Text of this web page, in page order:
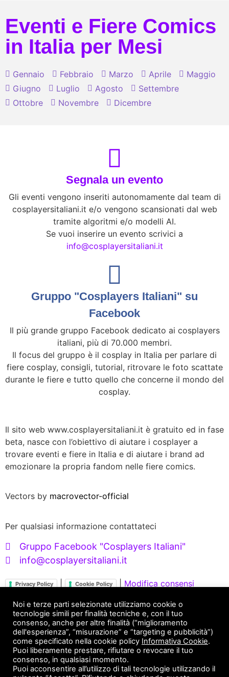
Eventi e Fiere Comics
in Italia per Mesi
Gennaio Febbraio Marzo Aprile
Maggio
Giugno
Luglio Agosto
Settembre
Ottobre
Novembre Dicembre
Segnala un evento
Gli eventi vengono inseriti autonomamente dal team di
cosplayersitaliani.it e/o vengono scansionati dal web
tramite algoritmi e/o modelli AI.
Se vuoi inserire un evento scrivici a
info@cosplayersitaliani.it
Gruppo "Cosplayers Italiani" su
Facebook
Il più grande gruppo Facebook dedicato ai cosplayers
italiani, più di 70.000 membri.
Il focus del gruppo è il cosplay in Italia per parlare di
fiere cosplay, consigli, tutorial, ritrovare le foto scattate
durante le fiere e tutto quello che concerne il mondo del
cosplay.
Il sito web www.cosplayersitaliani.it è gratuito ed in fase
beta, nasce con l’obiettivo di aiutare i cosplayer a
trovare eventi e fiere in Italia e di aiutare i brand ad
emozionare la propria fandom nelle fiere comics.
Vectors by macrovector-official
Per qualsiasi informazione contattateci
Gruppo Facebook "Cosplayers Italiani"
info@cosplayersitaliani.it
Privacy Policy Cookie Policy Modifica consensi
Servizi X Brand
FANDOM ENGAGEMENT
Servizi X Cosplayer
Noi e terze parti selezionate utilizziamo cookie o
tecnologie simili per finalità tecniche e, con il tuo
consenso, anche per altre finalità (“miglioramento
dell'esperienza”, “misurazione” e “targeting e pubblicità”)
come specificato nella cookie policy Informativa Cookie.
Puoi liberamente prestare, rifiutare o revocare il tuo
consenso, in qualsiasi momento.
Puoi acconsentire all’utilizzo di tali tecnologie utilizzando il